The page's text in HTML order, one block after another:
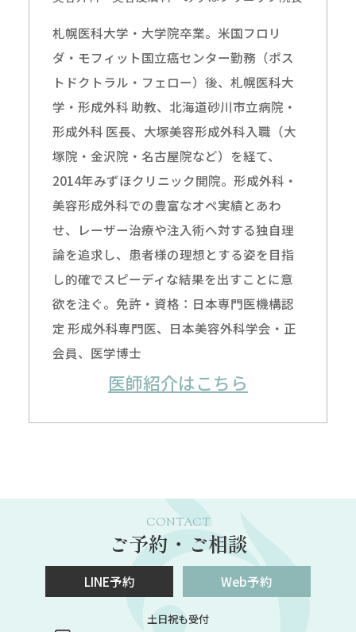
札幌医科大学・大学院卒業。米国フロリ
ダ・モフィット国立癌センター勤務（ポス
トドクトラル・フェロー）後、札幌医科大
学・形成外科 助教、北海道砂川市立病院・
形成外科 医長、大塚美容形成外科入職（大
塚院・金沢院・名古屋院など）を経て、
2014年みずほクリニック開院。形成外科・
美容形成外科での豊富なオペ実績とあわ
せ、レーザー治療や注入術へ対する独自理
論を追求し、患者様の理想とする姿を目指
し的確でスピーディな結果を出すことに意
欲を注ぐ。免許・資格：日本専門医機構認
定 形成外科専門医、日本美容外科学会・正
会員、医学博士
医師紹介はこちら
CONTACT
ご予約・ご相談
LINE予約 Web予約
土日祝も受付